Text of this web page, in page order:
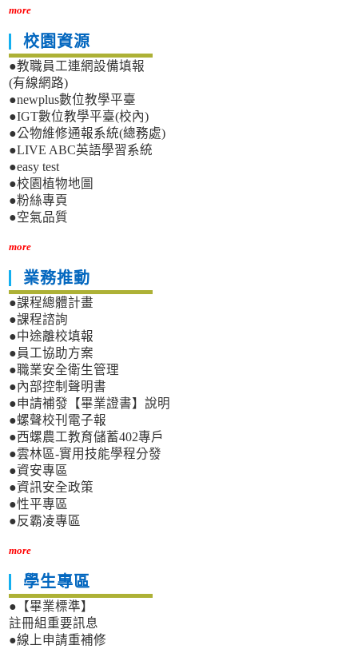
more
校園資源
●教職員工連網設備填報
(有線網路)
●newplus數位教學平臺
●IGT數位教學平臺(校內)
●公物維修通報系統(總務處)
●LIVE ABC英語學習系統
●easy test
●校園植物地圖
●粉絲專頁
●空氣品質
more
業務推動
●課程總體計畫
●課程諮詢
●中途離校填報
●員工協助方案
●職業安全衛生管理
●內部控制聲明書
●申請補發【畢業證書】說明
●螺聲校刊電子報
●西螺農工教育儲蓄402專戶
●雲林區-實用技能學程分發
●資安專區
●資訊安全政策
●性平專區
●反霸凌專區
more
學生專區
●【畢業標準】
註冊組重要訊息
●線上申請重補修